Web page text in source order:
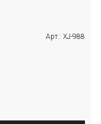
Арт.: XJ-988